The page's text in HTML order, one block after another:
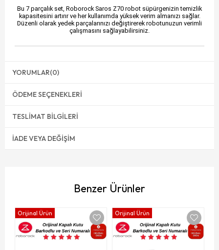
Bu 7 parçalık set, Roborock Saros Z70 robot süpürgenizin temizlik
kapasitesini artırır ve her kullanımda yüksek verim almanızı sağlar.
Düzenli olarak yedek parçalarınızı değiştirerek robotunuzun verimli
çalışmasını sağlayabilirsiniz.
YORUMLAR(0)
ÖDEME SEÇENEKLERI
TESLIMAT BILGILERI
İADE VEYA DEĞIŞIM
Benzer Ürünler
Orijinal Ürün Orijinal Ürün